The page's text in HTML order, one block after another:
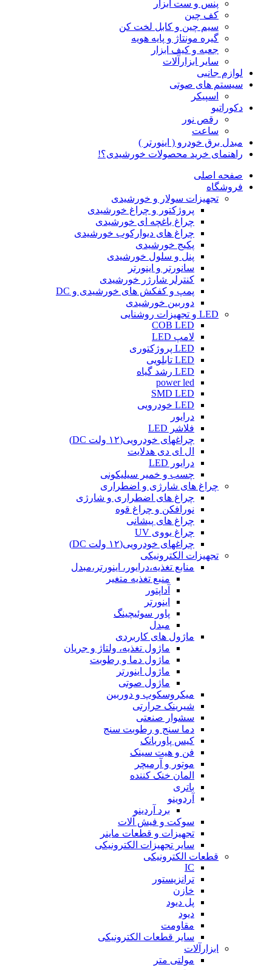
پنس و ست ابزار
کف چین
سیم چین و کابل لخت کن
گیره مونتاژ و پایه هویه
جعبه و کیف ابزار
سایر ابزارآلات
لوازم جانبی
سیستم های صوتی
اسپیکر
دکوراتیو
رقص نور
ساعت
مبدل برق خودرو ( اینورتر )
راهنمای خرید محصولات خورشیدی؟!
صفحه اصلی
فروشگاه
تجهیزات سولار و خورشیدی
پروژکتور و چراغ خورشیدی
چراغ باغچه ای خورشیدی
چراغ های دیوارکوب خورشیدی
پکیج خورشیدی
پنل و سلول خورشیدی
سانورتر و اینورتر
کنترلر شارژر خورشیدی
پمپ و کفکش های خورشیدی و DC
دوربین خورشیدی
LED و تجهیزات روشنایی
COB LED
لامپ LED
LED پروژکتوری
LED تابلویی
LED رشد گیاه
power led
SMD LED
LED خودرویی
درایور
فلاشر LED
چراغهای خودرویی(۱۲ ولت DC)
ال ای دی هدلایت
درایور LED
چسب و خمیر سیلیکونی
چراغ های شارژی و اضطراری
چراغ های اضطراری و شارژی
نورافکن و چراغ قوه
چراغ های پیشانی
چراغ یووی UV
چراغهای خودرویی(۱۲ ولت DC)
تجهیزات الکترونیکی
منابع تغذیه،درایور، اینورتر،مبدل
منبع تغذیه متغیر
آداپتور
اینورتر
پاور سوئیچینگ
مبدل
ماژول های کاربردی
ماژول تغذیه، ولتاژ و جریان
ماژول دما و رطوبت
ماژول اینورتر
ماژول صوتی
میکروسکوپ و دوربین
شیرینک حرارتی
سشوار صنعتی
دما سنج و رطوبت سنج
کیس پاوربانک
فن و هیت سینک
موتور و آرمیچر
المان خنک کننده
باتری
آردوینو
برد آردینو
سوکت و فیش آلات
تجهیزات و قطعات ماینر
سایر تجهیزات الکترونیکی
قطعات الکترونیکی
IC
ترانزیستور
خازن
پل دیود
دیود
مقاومت
سایر قطعات الکترونیکی
ابزارآلات
مولتی متر